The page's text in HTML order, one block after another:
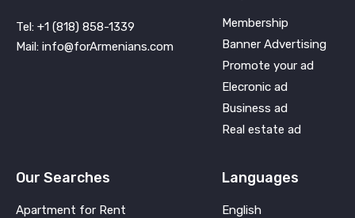
Tel: +1 (818) 858-1339
Mail: info@forArmenians.com
Membership
Banner Advertising
Promote your ad
Elecronic ad
Business ad
Real estate ad
Our Searches
Apartment for Rent
Languages
English